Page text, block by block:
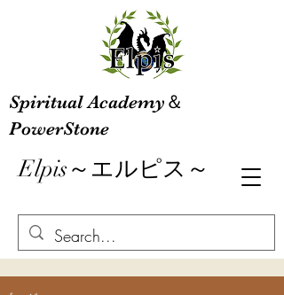
Elpis～エルピス～
Spiritual Academy＆
PowerStone